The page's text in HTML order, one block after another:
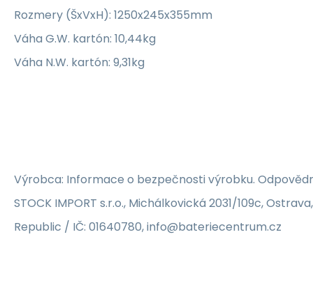
Rozmery (ŠxVxH): 1250x245x355mm
Váha G.W. kartón: 10,44kg
Váha N.W. kartón: 9,31kg
Výrobca: Informace o bezpečnosti výrobku.
STOCK IMPORT s.r.o., Michálkovická 2031/109c,
Republic / IČ: 01640780, info@bateriecentrum.cz